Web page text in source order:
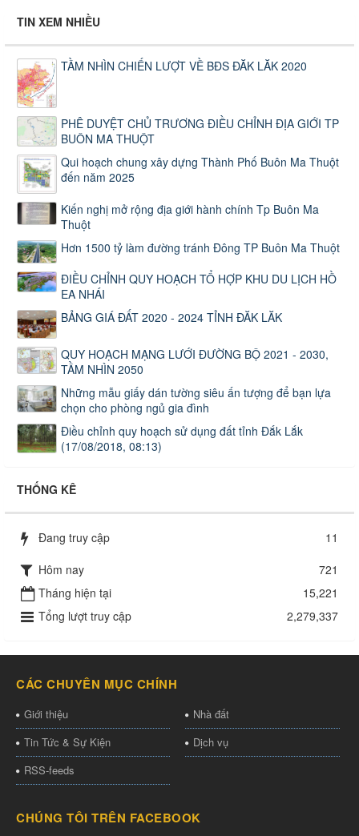
TIN XEM NHIỀU
TẦM NHÌN CHIẾN LƯỢT VỀ BĐS ĐĂK LĂK 2020
PHÊ DUYỆT CHỦ TRƯƠNG ĐIỀU CHỈNH ĐỊA GIỚI TP
BUÔN MA THUỘT
Qui hoạch chung xây dựng Thành Phố Buôn Ma Thuột
đến năm 2025
Kiến nghị mở rộng địa giới hành chính Tp Buôn Ma
Thuột
Hơn 1500 tỷ làm đường tránh Đông TP Buôn Ma Thuột
ĐIỀU CHỈNH QUY HOẠCH TỔ HỢP KHU DU LỊCH HỒ
EA NHÁI
BẢNG GIÁ ĐẤT 2020 - 2024 TỈNH ĐĂK LĂK
QUY HOẠCH MẠNG LƯỚI ĐƯỜNG BỘ 2021 - 2030,
TẦM NHÌN 2050
Những mẫu giấy dán tường siêu ấn tượng để bạn lựa
chọn cho phòng ngủ gia đình
Điều chỉnh quy hoạch sử dụng đất tỉnh Đắk Lắk
(17/08/2018, 08:13)
THỐNG KÊ
Đang truy cập
11
Hôm nay
721
Tháng hiện tại
15,221
Tổng lượt truy cập
2,279,337
CÁC CHUYÊN MỤC CHÍNH
Giới thiệu
Nhà đất
Tin Tức & Sự Kiện
Dịch vụ
RSS-feeds
CHÚNG TÔI TRÊN FACEBOOK